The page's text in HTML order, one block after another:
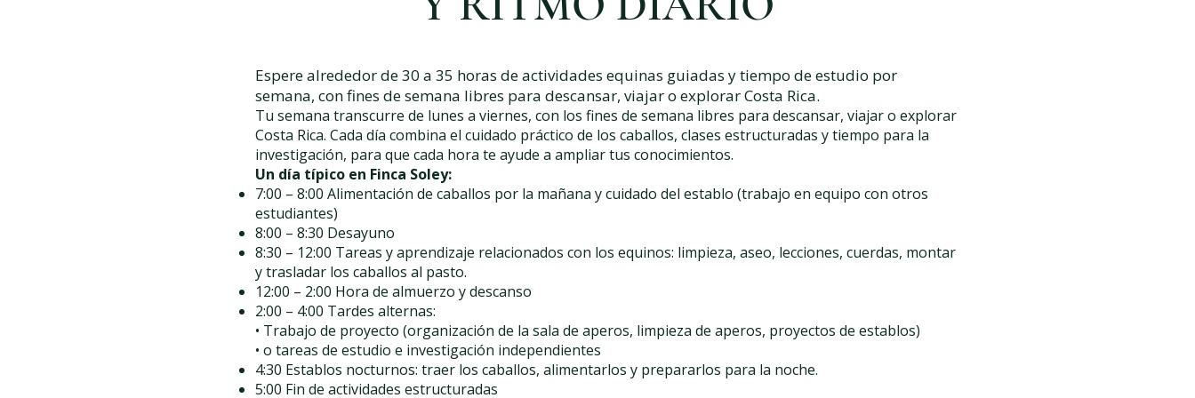
Espere alrededor de 30 a 35 horas de actividades equinas guiadas y tiempo de estudio por
semana, con fines de semana libres para descansar, viajar o explorar Costa Rica.
Tu semana transcurre de lunes a viernes, con los fines de semana libres para descansar, viajar o explorar
Costa Rica. Cada día combina el cuidado práctico de los caballos, clases estructuradas y tiempo para la
investigación, para que cada hora te ayude a ampliar tus conocimientos.
Un día típico en Finca Soley:
7:00 – 8:00 Alimentación de caballos por la mañana y cuidado del establo (trabajo en equipo con otros
estudiantes)
8:00 – 8:30 Desayuno
8:30 – 12:00 Tareas y aprendizaje relacionados con los equinos: limpieza, aseo, lecciones, cuerdas, montar
y trasladar los caballos al pasto.
12:00 – 2:00 Hora de almuerzo y descanso
2:00 – 4:00 Tardes alternas:
• Trabajo de proyecto (organización de la sala de aperos, limpieza de aperos, proyectos de establos)
• o tareas de estudio e investigación independientes
4:30 Establos nocturnos: traer los caballos, alimentarlos y prepararlos para la noche.
5:00 Fin de actividades estructuradas